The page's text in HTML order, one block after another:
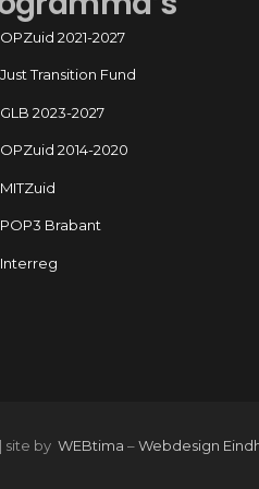
OPZuid 2021-2027
Just Transition Fund
GLB 2023-2027
OPZuid 2014-2020
MITZuid
POP3 Brabant
Interreg
site by WEBtima –Webdesign